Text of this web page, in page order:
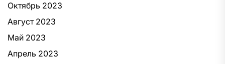
Октябрь 2023
Август 2023
Май 2023
Апрель 2023